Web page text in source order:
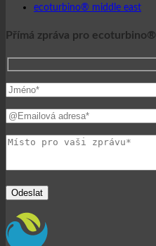
ecoturbino® middle east
Přímá zpráva pro ecoturbino®